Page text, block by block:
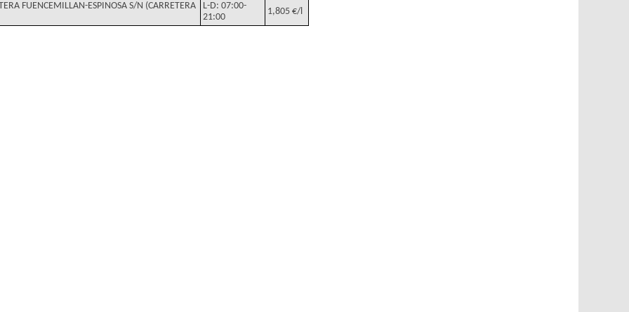
FUENCEMILLAN-ESPINOSA S/N (CARRETERA
L-D: 07:00-
21:00
1,805 €/l